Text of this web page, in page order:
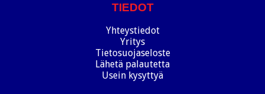
TIEDOT
Yhteystiedot
Yritys
Tietosuojaseloste
Lähetä palautetta
Usein kysyttyä